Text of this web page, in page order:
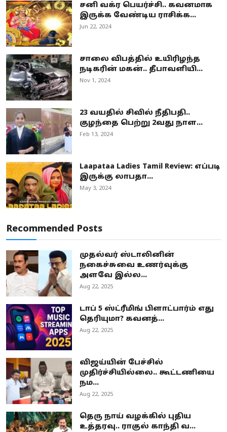
சனி வக்ர பெயர்ச்சி.. கவனமாக
இருக்க வேண்டிய ராசிக்க...
Jun 22, 2024
சாலை விபத்தில் உயிரிழந்த
நடிகரின் மகன்.. தீபாவளியி...
Nov 1, 2024
23 வயதில் சிவில் நீதிபதி..
குழந்தை பெற்று 2வது நாள...
Feb 13, 2024
Laapataa Ladies Tamil Review: எப்படி
இருக்கு லாபதா...
May 3, 2024
Recommended Posts
முதல்வர் ஸ்டாலினின்
நகைச்சுவை உணர்வுக்கு
அளவே இல்ல...
Aug 22, 2025
டாப் 5 ஸ்ட்ரீமிங் பிளாட்பார்ம் எது
தெரியுமா? கவனத்...
Aug 22, 2025
விஜய்யின் பேச்சில்
முதிர்ச்சியில்லை.. கூட்டணியை
நம...
Aug 22, 2025
தெரு நாய் வழக்கில் புதிய
உத்தரவு.. ராகுல் காந்தி வ...